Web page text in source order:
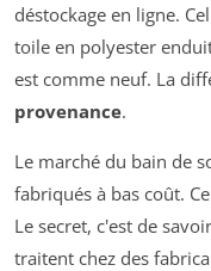
déstockage en ligne.
toile en polyester
est comme neuf. La
provenance.
Le marché du bain de
fabriqués à bas coût.
Le secret, c'est de
traitent chez des